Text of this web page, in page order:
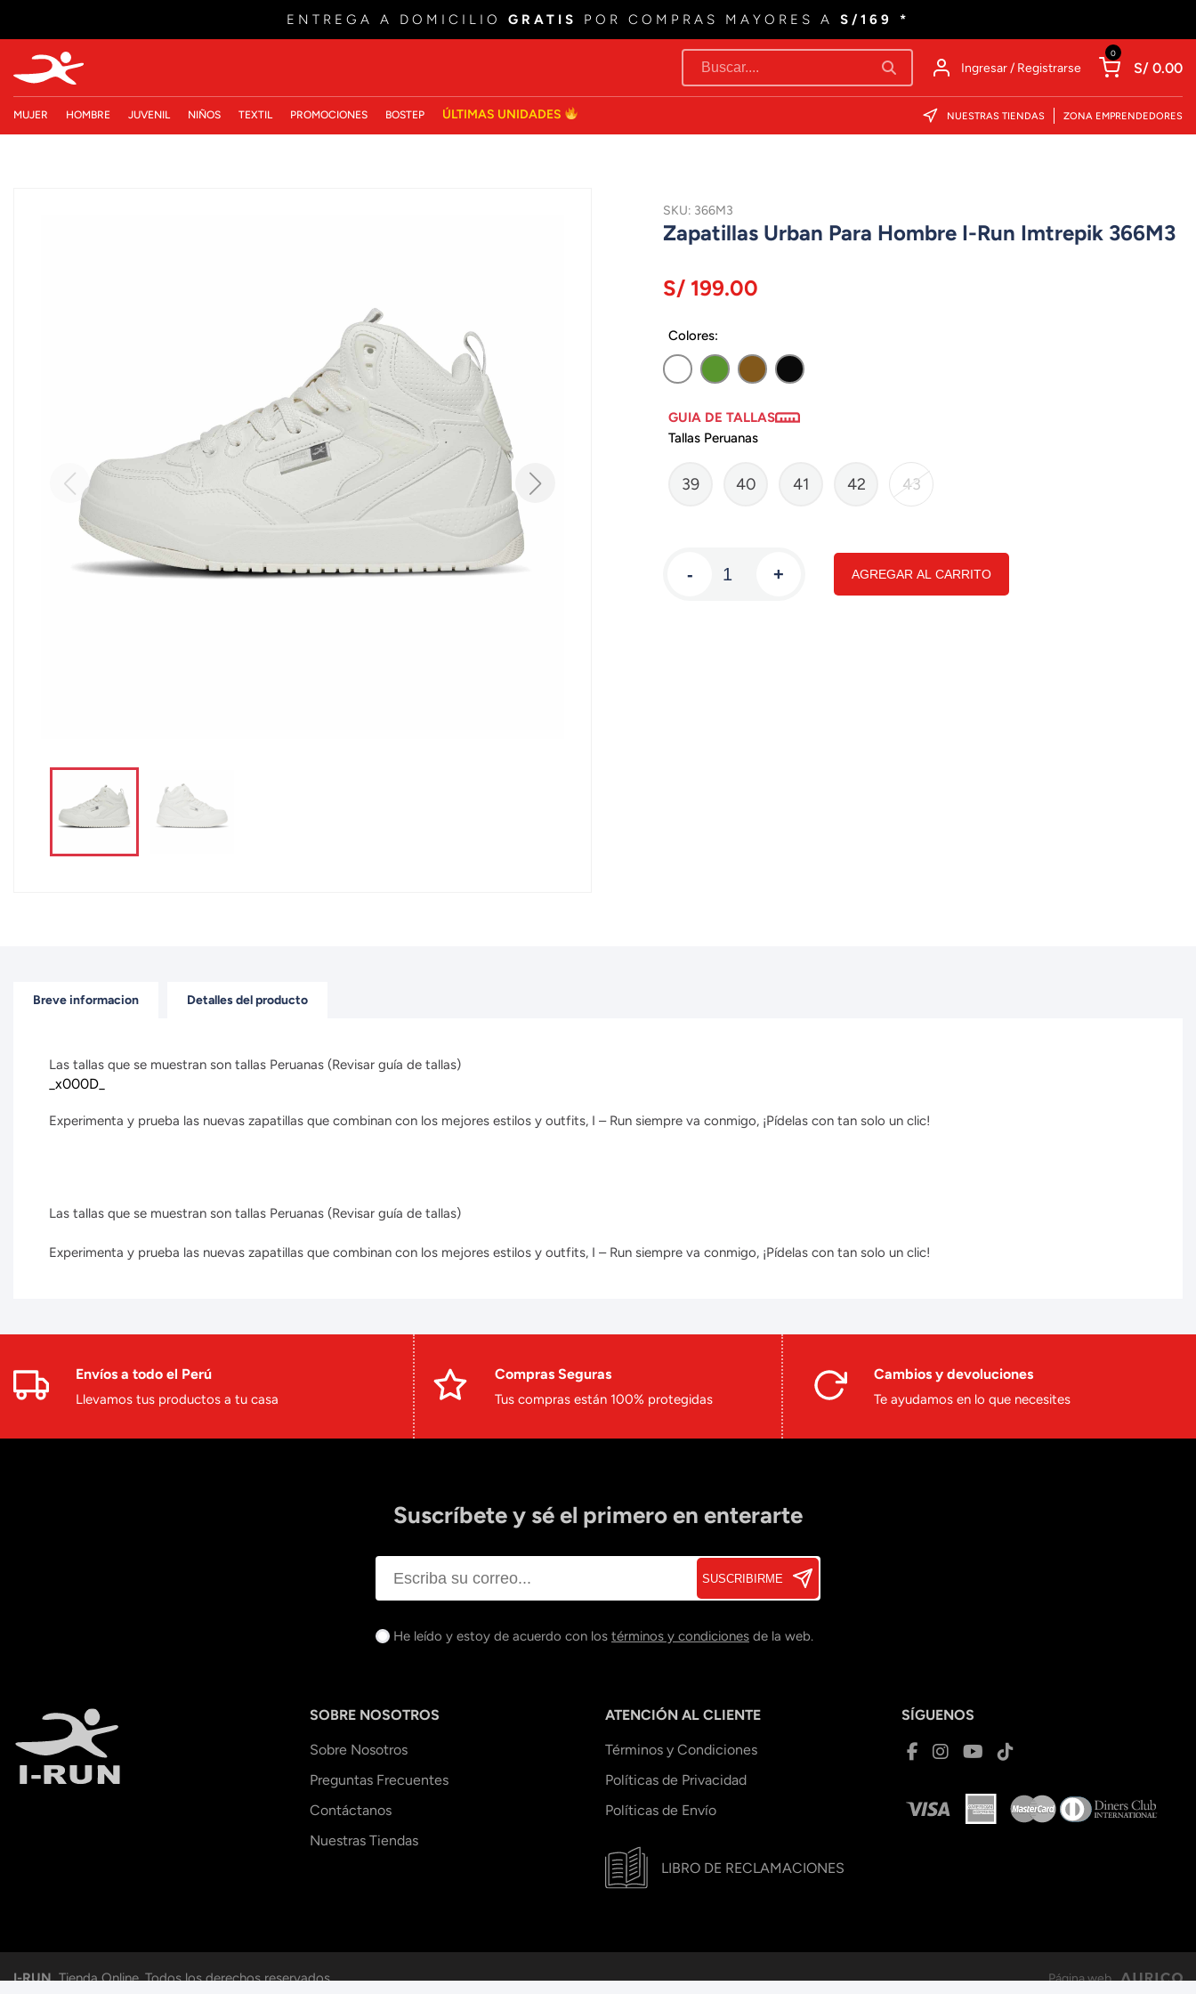
ENTREGA A DOMICILIO GRATIS POR COMPRAS MAYORES A S/169 *
Ingresar / Registrarse
0
S/ 0.00
MUJER HOMBRE JUVENIL NIÑOS TEXTIL PROMOCIONES BOSTEP ÚLTIMAS UNIDADES NUESTRAS TIENDAS ZONA EMPRENDEDORES
SKU: 366M3
Zapatillas Urban Para Hombre I-Run Imtrepik 366M3
S/ 199.00
Colores:
GUIA DE TALLAS
Tallas Peruanas
39 40 41 42 43
- + AGREGAR AL CARRITO
Breve informacion Detalles del producto
Las tallas que se muestran son tallas Peruanas (Revisar guía de tallas)
_x000D_
Experimenta y prueba las nuevas zapatillas que combinan con los mejores estilos y outfits, I – Run siempre va conmigo, ¡Pídelas con tan solo un clic!
Las tallas que se muestran son tallas Peruanas (Revisar guía de tallas)
Experimenta y prueba las nuevas zapatillas que combinan con los mejores estilos y outfits, I – Run siempre va conmigo, ¡Pídelas con tan solo un clic!
Envíos a todo el Perú
Llevamos tus productos a tu casa
Compras Seguras
Tus compras están 100% protegidas
Cambios y devoluciones
Te ayudamos en lo que necesites
Suscríbete y sé el primero en enterarte
SUSCRIBIRME
He leído y estoy de acuerdo con los términos y condiciones de la web.
SOBRE NOSOTROS
Sobre Nosotros
Preguntas Frecuentes
Contáctanos
Nuestras Tiendas
ATENCIÓN AL CLIENTE
Términos y Condiciones
Políticas de Privacidad
Políticas de Envío
LIBRO DE RECLAMACIONES
SÍGUENOS
I-RUN.Tienda Online. Todos los derechos reservados. Página web